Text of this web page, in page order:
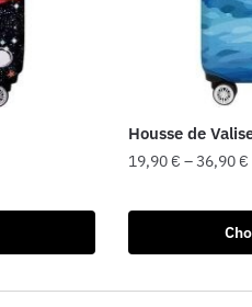
Housse de
19,90€ –36,90€